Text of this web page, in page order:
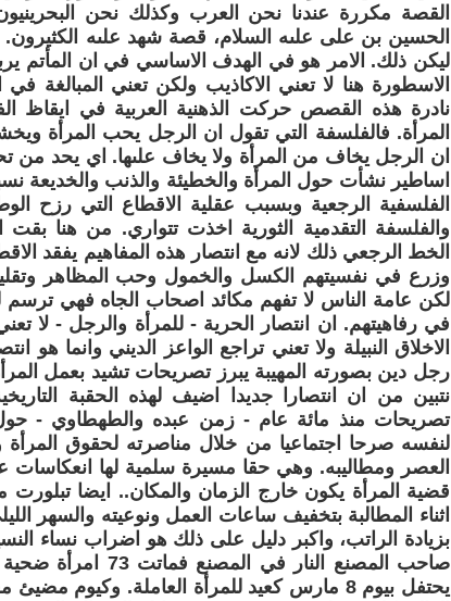
القصة مكررة عندنا نحن العرب وكذلك نحن
الحسين بن على علىه السلام، قصة شهد علىه الكثيرون.
ليكن ذلك. الامر هو في الهدف الاساسي في ان المأتم
الاسطورة هنا لا تعني الاكاذيب ولكن تعني المبالغة
نادرة هذه القصص حركت الذهنية العربية في ايقاظ
المرأة. فالفلسفة التي تقول ان الرجل يحب المرأة
ان الرجل يخاف من المرأة ولا يخاف علىها. اي يحد من
اساطير نشأت حول المرأة والخطيئة والذنب والخديعة
الفلسفية الرجعية وبسبب عقلية الاقطاع التي رزح
والفلسفة التقدمية الثورية اخذت تتواري. من هنا
الخط الرجعي ذلك لانه مع انتصار هذه المفاهيم يفقد
وزرع في نفسيتهم الكسل والخمول وحب المظاهر
لكن عامة الناس لا تفهم مكائد اصحاب الجاه فهي ترسم
في رفاهيتهم. ان انتصار الحرية - للمرأة والرجل - لا
الاخلاق النبيلة ولا تعني تراجع الواعز الديني وانما هو
رجل دين بصورته المهيبة يبرز تصريحات تشيد بعمل
نتبين من ان انتصارا جديدا اضيف لهذه الحقبة
تصريحات منذ مائة عام - زمن عبده والطهطاوي -
لنفسه صرحا اجتماعيا من خلال مناصرته لحقوق
العصر ومطاليبه. وهي حقا مسيرة سلمية لها انعكاسات
قضية المرأة يكون خارج الزمان والمكان.. ايضا
اثناء المطالبة بتخفيف ساعات العمل ونوعيته والسهر
صاحب المصنع النار
يحتفل بيوم 8 مارس كعيد للمرأة العاملة. وكيوم